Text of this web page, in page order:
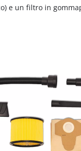
esempio con il
e un filtro in